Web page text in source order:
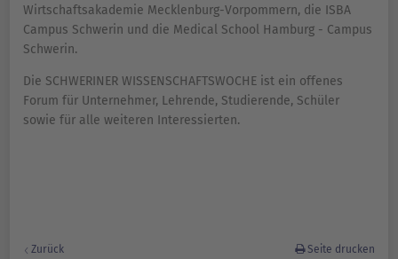
Wirtschaftsakademie Mecklenburg-Vorpommern, die ISBA
Campus Schwerin und die Medical School Hamburg - Campus
Schwerin.
Die SCHWERINER WISSENSCHAFTSWOCHE ist ein offenes
Forum für Unternehmer, Lehrende, Studierende, Schüler
sowie für alle weiteren Interessierten.
Zurück Seite drucken